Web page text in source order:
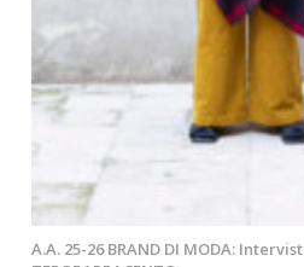
A.A. 25-26 BRAND DI MODA: